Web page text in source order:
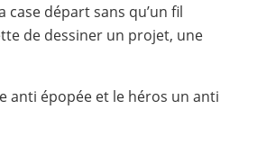
case départ sans qu’un fil
de dessiner un projet, une
anti épopée et le héros un anti